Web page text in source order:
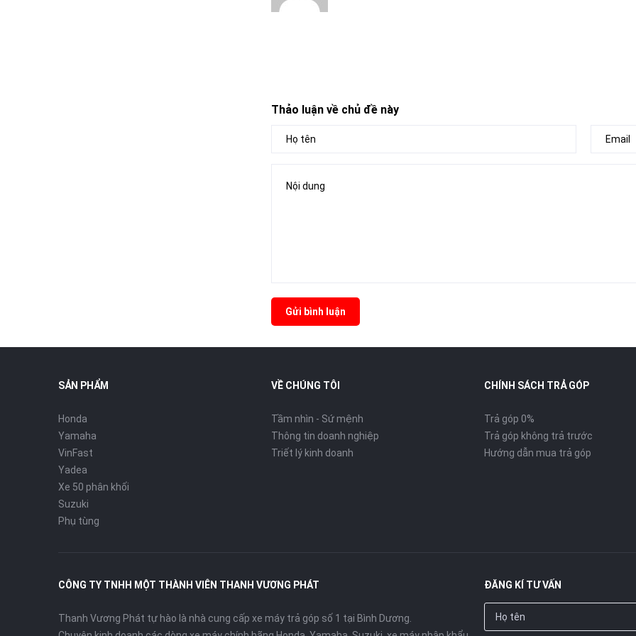
Thảo luận về chủ đề này
Gửi bình luận
SẢN PHẨM
Honda
Yamaha
VinFast
Yadea
Xe 50 phân khối
Suzuki
Phụ tùng
VỀ CHÚNG TÔI
Tầm nhìn - Sứ mệnh
Thông tin doanh nghiệp
Triết lý kinh doanh
CHÍNH SÁCH TRẢ GÓP
Trả góp 0%
Trả góp không trả trước
Hướng dẫn mua trả góp
CÔNG TY TNHH MỘT THÀNH VIÊN THANH VƯƠNG PHÁT
Thanh Vương Phát tự hào là nhà cung cấp xe máy trả góp số 1 tại Bình Dương.
ĐĂNG KÍ TƯ VẤN